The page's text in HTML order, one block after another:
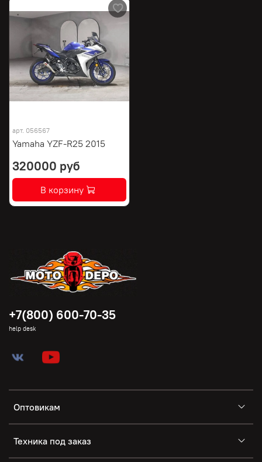
арт. 056567
Yamaha YZF-R25 2015
320000 руб
В корзину
Оптовикам
Техника под заказ
+7(800) 600-70-35
help desk